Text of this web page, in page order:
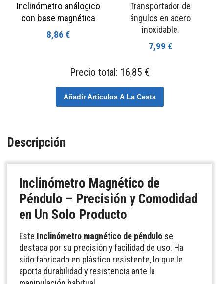
Inclinómetro análogico
con base magnética
8,86 €
Transportador de
ángulos en acero
inoxidable.
7,99 €
Precio total: 16,85 €
Añadir Articulos A La Cesta
Descripción
Inclinómetro Magnético de
Péndulo – Precisión y Comodidad
en Un Solo Producto
Este Inclinómetro magnético de péndulo se
destaca por su precisión y facilidad de uso. Ha
sido fabricado en plástico resistente, lo que le
aporta durabilidad y resistencia ante la